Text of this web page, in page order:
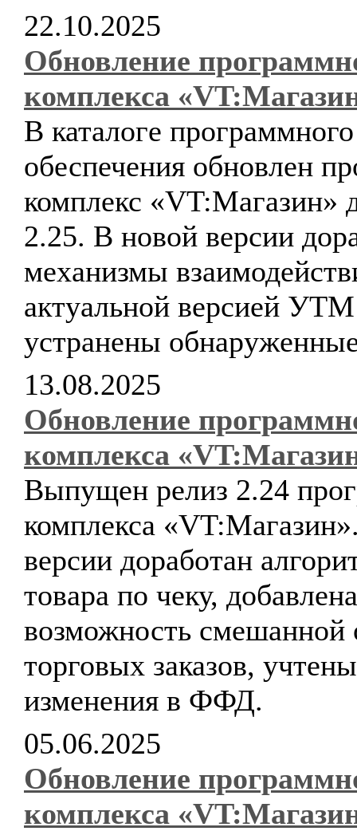
22.10.2025
Обновление
комплекса
В каталоге программного
обеспечения обновлен
комплекс «VT:Магазин»
2.25. В новой версии
механизмы
актуальной версией
устранены
13.08.2025
Обновление
комплекса
Выпущен релиз 2.24
комплекса
версии доработан
товара по чеку, добавлена
возможность смешанной
торговых заказов,
изменения в ФФД.
05.06.2025
Обновление
комплекса